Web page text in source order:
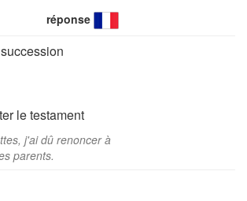
réponse
le testament
j'ai dû renoncer à
parents.